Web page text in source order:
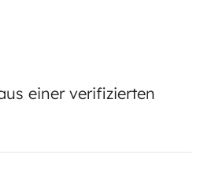
einer verifizierten